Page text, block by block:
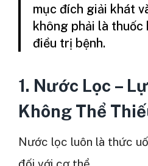
mục đích giải khát
không phải là
điều trị bệnh.
1. Nước Lọc –
Không Thể
Nước lọc luôn là thức